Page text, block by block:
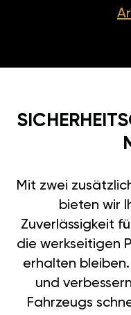
Mit zwei
bieten wir
Zuverlässigkeit
die werkseitigen
erhalten
und
Fahrzeugs